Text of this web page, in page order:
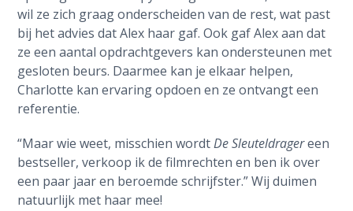
wil ze zich graag onderscheiden van de rest, wat past
bij het advies dat Alex haar gaf. Ook gaf Alex aan dat
ze een aantal opdrachtgevers kan ondersteunen met
gesloten beurs. Daarmee kan je elkaar helpen,
Charlotte kan ervaring opdoen en ze ontvangt een
referentie.
“Maar wie weet, misschien wordtDe Sleuteldragereen
bestseller, verkoop ik de filmrechten en ben ik over
een paar jaar en beroemde schrijfster.” Wij duimen
natuurlijk met haar mee!